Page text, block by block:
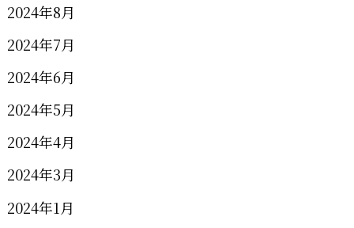
2024年8月
2024年7月
2024年6月
2024年5月
2024年4月
2024年3月
2024年1月